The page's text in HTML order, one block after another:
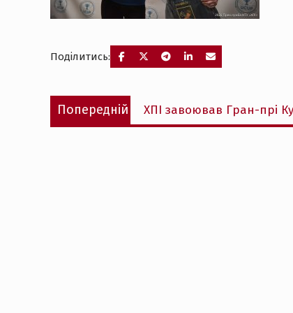
Поділитись:
Навігація
записів
Попередній
Попередній
запис:
ХПІ завоював Гран-прі